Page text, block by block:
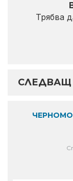
Трябва
СЛЕДВАЩ